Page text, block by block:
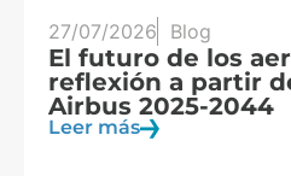
25/07/2026
Tres eclipses
en el
solar
Leer más